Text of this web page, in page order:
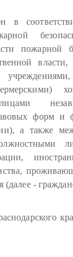
в
пожарной
лицами
форм и
а также
(далее -